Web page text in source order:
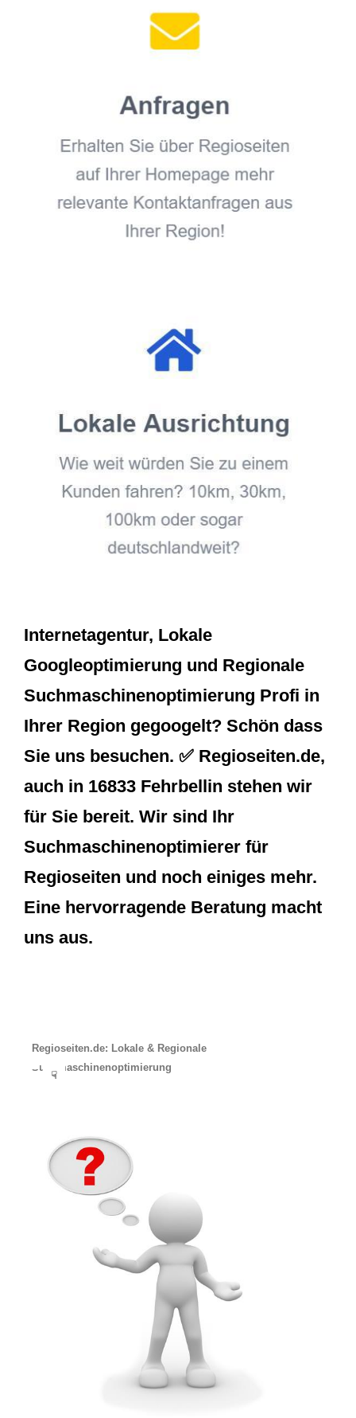
Internetagentur, Lokale
Googleoptimierung und Regionale
Suchmaschinenoptimierung Profi in
Ihrer Region gegoogelt? Schön dass
Sie uns besuchen. ✅ Regioseiten.de,
auch in 16833 Fehrbellin stehen wir
für Sie bereit. Wir sind Ihr
Suchmaschinenoptimierer für
Regioseiten und noch einiges mehr.
Eine hervorragende Beratung macht
uns aus.
Regioseiten.de: Lokale & Regionale
Suchmaschinenoptimierung
☟